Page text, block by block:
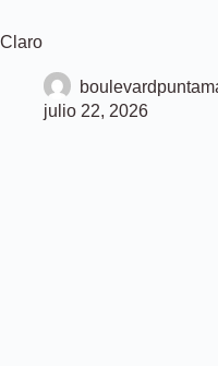
contenido
Claro
julio 22, 2026